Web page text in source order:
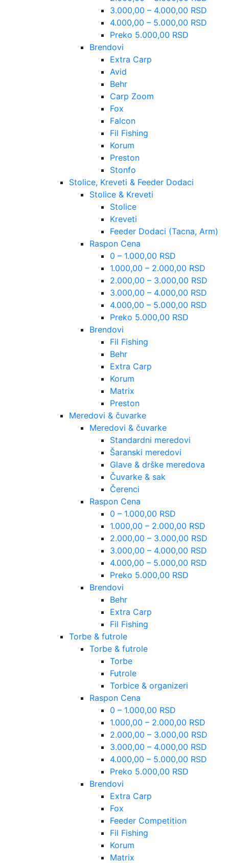
3.000,00 – 4.000,00 RSD
4.000,00 – 5.000,00 RSD
Preko 5.000,00 RSD
Brendovi
Extra Carp
Avid
Behr
Carp Zoom
Fox
Falcon
Fil Fishing
Korum
Preston
Stonfo
Stolice, Kreveti & Feeder Dodaci
Stolice & Kreveti
Stolice
Kreveti
Feeder Dodaci (Tacna, Arm)
Raspon Cena
0 – 1.000,00 RSD
1.000,00 – 2.000,00 RSD
2.000,00 – 3.000,00 RSD
3.000,00 – 4.000,00 RSD
4.000,00 – 5.000,00 RSD
Preko 5.000,00 RSD
Brendovi
Fil Fishing
Behr
Extra Carp
Korum
Matrix
Preston
Meredovi & čuvarke
Meredovi & čuvarke
Standardni meredovi
Šaranski meredovi
Glave & drške meredova
Čuvarke & sak
Čerenci
Raspon Cena
0 – 1.000,00 RSD
1.000,00 – 2.000,00 RSD
2.000,00 – 3.000,00 RSD
3.000,00 – 4.000,00 RSD
4.000,00 – 5.000,00 RSD
Preko 5.000,00 RSD
Brendovi
Behr
Extra Carp
Fil Fishing
Torbe & futrole
Torbe & futrole
Torbe
Futrole
Torbice & organizeri
Raspon Cena
0 – 1.000,00 RSD
1.000,00 – 2.000,00 RSD
2.000,00 – 3.000,00 RSD
3.000,00 – 4.000,00 RSD
4.000,00 – 5.000,00 RSD
Preko 5.000,00 RSD
Brendovi
Extra Carp
Fox
Feeder Competition
Fil Fishing
Korum
Matrix